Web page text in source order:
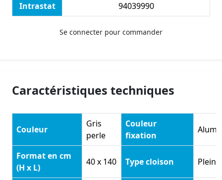
Intrastat
94039990
Se connecter pour commander
Caractéristiques techniques
Couleur
Gris
perle
Couleur
fixation
Format en cm
(H x L)
40 x 140 Type cloison Pleine